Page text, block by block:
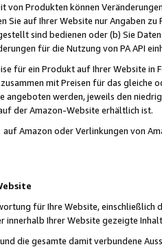
von Produkten können
Sie auf Ihrer Website nur Angaben
sind bedienen oder (b) Sie
für die Nutzung von PA API
für ein Produkt auf Ihrer Website
mit Preisen für das
werden, jeweils den
der Amazon-Website erhältlich ist.
Amazon oder Verlinkungen von
für Ihre Website,
innerhalb Ihrer Website gezeigte
die gesamte damit verbundene